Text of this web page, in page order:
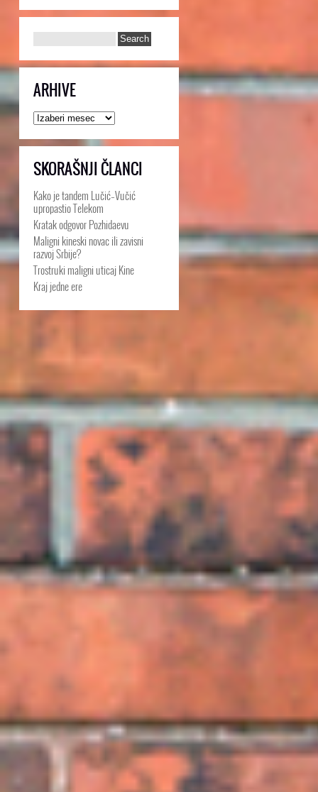
ARHIVE
Arhive
SKORAŠNJI ČLANCI
Kako je tandem Lučić–Vučić
upropastio Telekom
Kratak odgovor Pozhidaevu
Maligni kineski novac ili zavisni
razvoj Srbije?
Trostruki maligni uticaj Kine
Kraj jedne ere